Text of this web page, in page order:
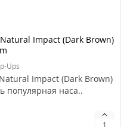
Impact (Dark Brown)
Ups
Impact (Dark Brown)
популярная наса..